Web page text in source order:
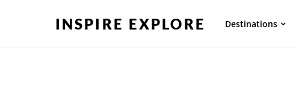
INSPIRE EXPLORE Destinations